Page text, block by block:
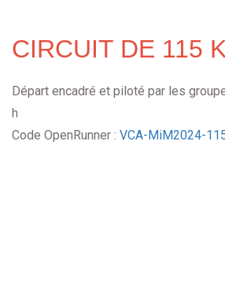
CIRCUIT DE 115
Départ encadré et piloté par les
h
Code OpenRunner : VCA-MiM2024-